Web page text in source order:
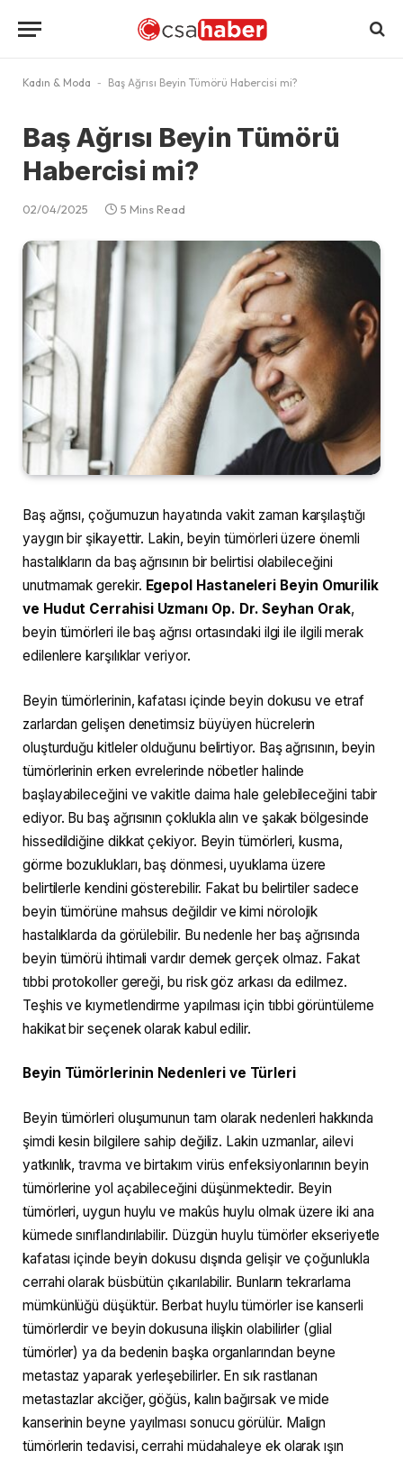
Kadın & Moda - Baş Ağrısı Beyin Tümörü Habercisi mi?
Baş Ağrısı Beyin Tümörü
Habercisi mi?
02/04/2025 5 Mins Read
Baş ağrısı, çoğumuzun hayatında vakit zaman karşılaştığı
yaygın bir şikayettir. Lakin, beyin tümörleri üzere önemli
hastalıkların da baş ağrısının bir belirtisi olabileceğini
unutmamak gerekir. Egepol Hastaneleri Beyin Omurilik
ve Hudut Cerrahisi Uzmanı Op. Dr. Seyhan Orak,
beyin tümörleri ile baş ağrısı ortasındaki ilgi ile ilgili merak
edilenlere karşılıklar veriyor.
Beyin tümörlerinin, kafatası içinde beyin dokusu ve etraf
zarlardan gelişen denetimsiz büyüyen hücrelerin
oluşturduğu kitleler olduğunu belirtiyor. Baş ağrısının, beyin
tümörlerinin erken evrelerinde nöbetler halinde
başlayabileceğini ve vakitle daima hale gelebileceğini tabir
ediyor. Bu baş ağrısının çoklukla alın ve şakak bölgesinde
hissedildiğine dikkat çekiyor. Beyin tümörleri, kusma,
görme bozuklukları, baş dönmesi, uyuklama üzere
belirtilerle kendini gösterebilir. Fakat bu belirtiler sadece
beyin tümörüne mahsus değildir ve kimi nörolojik
hastalıklarda da görülebilir. Bu nedenle her baş ağrısında
beyin tümörü ihtimali vardır demek gerçek olmaz. Fakat
tıbbi protokoller gereği, bu risk göz arkası da edilmez.
Teşhis ve kıymetlendirme yapılması için tıbbi görüntüleme
hakikat bir seçenek olarak kabul edilir.
Beyin Tümörlerinin Nedenleri ve Türleri
Beyin tümörleri oluşumunun tam olarak nedenleri hakkında
şimdi kesin bilgilere sahip değiliz. Lakin uzmanlar, ailevi
yatkınlık, travma ve birtakım virüs enfeksiyonlarının beyin
tümörlerine yol açabileceğini düşünmektedir. Beyin
tümörleri, uygun huylu ve makûs huylu olmak üzere iki ana
kümede sınıflandırılabilir. Düzgün huylu tümörler ekseriyetle
kafatası içinde beyin dokusu dışında gelişir ve çoğunlukla
cerrahi olarak büsbütün çıkarılabilir. Bunların tekrarlama
mümkünlüğü düşüktür. Berbat huylu tümörler ise kanserli
tümörlerdir ve beyin dokusuna ilişkin olabilirler (glial
tümörler) ya da bedenin başka organlarından beyne
metastaz yaparak yerleşebilirler. En sık rastlanan
metastazlar akciğer, göğüs, kalın bağırsak ve mide
kanserinin beyne yayılması sonucu görülür. Malign
tümörlerin tedavisi, cerrahi müdahaleye ek olarak ışın